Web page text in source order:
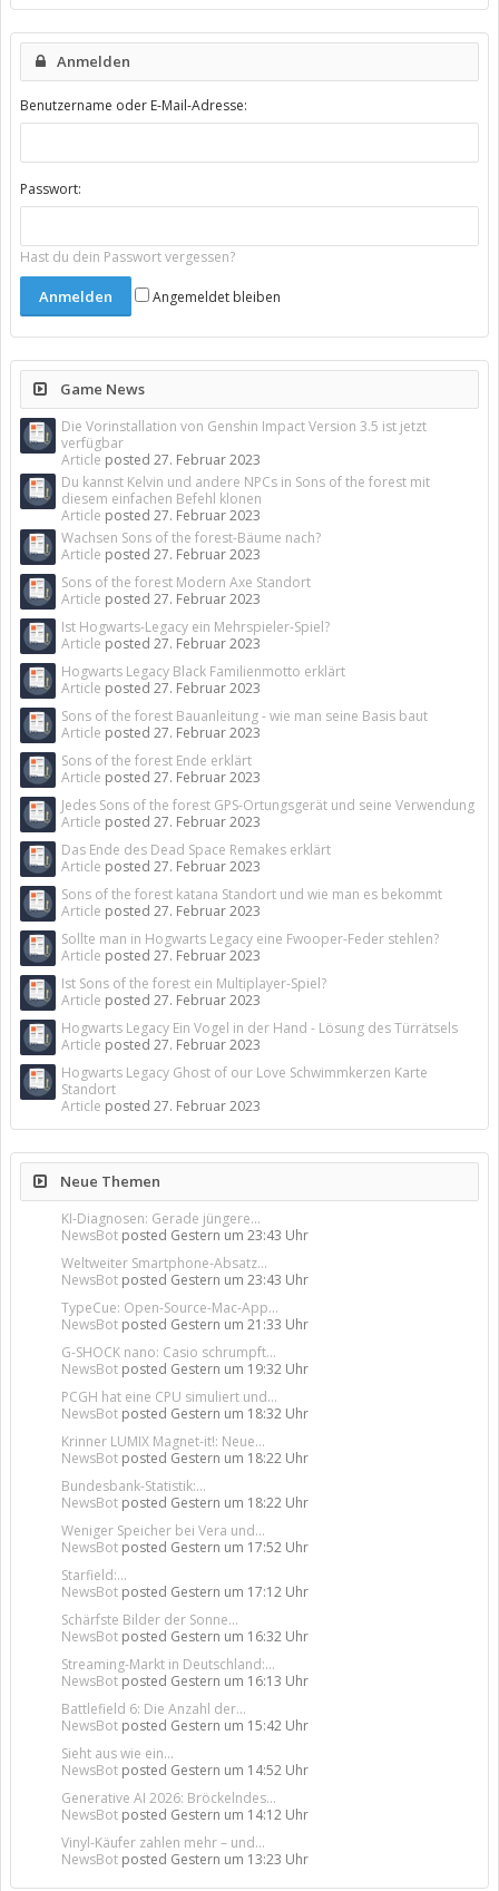
Anmelden
Benutzername oder E-Mail-Adresse:
Passwort:
Hast du dein Passwort vergessen?
Angemeldet bleiben
Game News
Die Vorinstallation von Genshin Impact Version 3.5 ist jetzt
verfügbar
Article posted 27. Februar 2023
Du kannst Kelvin und andere NPCs in Sons of the forest mit
diesem einfachen Befehl klonen
Article posted 27. Februar 2023
Wachsen Sons of the forest-Bäume nach?
Article posted 27. Februar 2023
Sons of the forest Modern Axe Standort
Article posted 27. Februar 2023
Ist Hogwarts-Legacy ein Mehrspieler-Spiel?
Article posted 27. Februar 2023
Hogwarts Legacy Black Familienmotto erklärt
Article posted 27. Februar 2023
Sons of the forest Bauanleitung - wie man seine Basis baut
Article posted 27. Februar 2023
Sons of the forest Ende erklärt
Article posted 27. Februar 2023
Jedes Sons of the forest GPS-Ortungsgerät und seine Verwendung
Article posted 27. Februar 2023
Das Ende des Dead Space Remakes erklärt
Article posted 27. Februar 2023
Sons of the forest katana Standort und wie man es bekommt
Article posted 27. Februar 2023
Sollte man in Hogwarts Legacy eine Fwooper-Feder stehlen?
Article posted 27. Februar 2023
Ist Sons of the forest ein Multiplayer-Spiel?
Article posted 27. Februar 2023
Hogwarts Legacy Ein Vogel in der Hand - Lösung des Türrätsels
Article posted 27. Februar 2023
Hogwarts Legacy Ghost of our Love Schwimmkerzen Karte
Standort
Article posted 27. Februar 2023
Neue Themen
KI-Diagnosen: Gerade jüngere...
NewsBot posted Gestern um 23:43 Uhr
Weltweiter Smartphone-Absatz...
NewsBot posted Gestern um 23:43 Uhr
TypeCue: Open-Source-Mac-App...
NewsBot posted Gestern um 21:33 Uhr
G-SHOCK nano: Casio schrumpft...
NewsBot posted Gestern um 19:32 Uhr
PCGH hat eine CPU simuliert und...
NewsBot posted Gestern um 18:32 Uhr
Krinner LUMIX Magnet-it!: Neue...
NewsBot posted Gestern um 18:22 Uhr
Bundesbank-Statistik:...
NewsBot posted Gestern um 18:22 Uhr
Weniger Speicher bei Vera und...
NewsBot posted Gestern um 17:52 Uhr
Starfield:...
NewsBot posted Gestern um 17:12 Uhr
Schärfste Bilder der Sonne...
NewsBot posted Gestern um 16:32 Uhr
Streaming-Markt in Deutschland:...
NewsBot posted Gestern um 16:13 Uhr
Battlefield 6: Die Anzahl der...
NewsBot posted Gestern um 15:42 Uhr
Sieht aus wie ein...
NewsBot posted Gestern um 14:52 Uhr
Generative AI 2026: Bröckelndes...
NewsBot posted Gestern um 14:12 Uhr
Vinyl-Käufer zahlen mehr – und...
NewsBot posted Gestern um 13:23 Uhr